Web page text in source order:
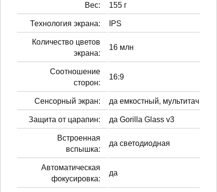
Вес: 155 г
Технология экрана: IPS
Количество цветов
экрана:
16 млн
Соотношение
сторон:
16:9
Сенсорный экран: да емкостный, мультитач
Защита от царапин: да Gorilla Glass v3
Встроенная
вспышка:
да светодиодная
Автоматическая
фокусировка:
да